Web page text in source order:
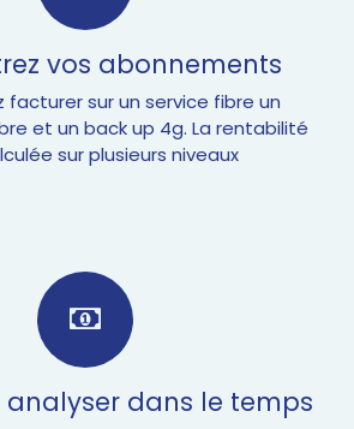
vos abonnements
facturer sur un service fibre un
et un back up 4g. La rentabilité
sur plusieurs niveaux
analyser dans le temps